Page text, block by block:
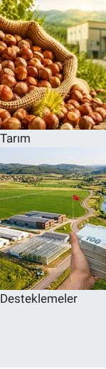
Tarım
Desteklemeler